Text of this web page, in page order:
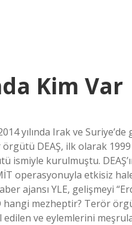
Kim Var
yılında Irak ve
DEAŞ, ilk olarak
ismiyle kurulmuştu.
operasyonuyla etkisiz
ajansı YLE, gelişmeyi
hangi mezheptir? Terör
ve eylemlerini